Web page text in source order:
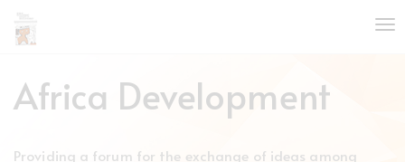
Quick
jump
content
Main
Main
Africa Development
Providing a forum for the exchange of ideas among